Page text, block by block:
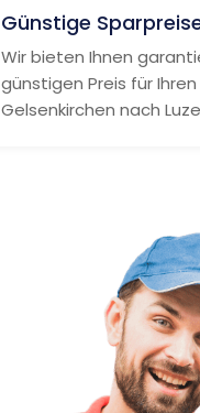
Günstige
Wir bieten Ihnen
günstigen Preis für
Gelsenkirchen nach